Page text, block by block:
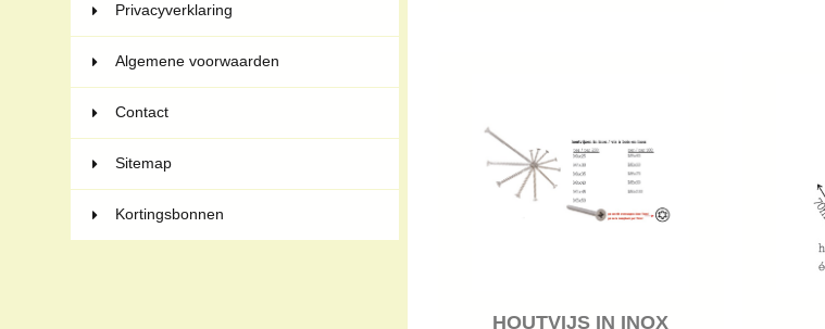
Privacyverklaring
Algemene voorwaarden
Contact
Sitemap
Kortingsbonnen
HOUTVIJS IN INOX